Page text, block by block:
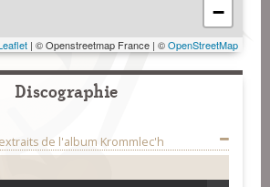
−
| © Openstreetmap France | ©OpenStreetMap
Discographie
de l'album Krommlec'h